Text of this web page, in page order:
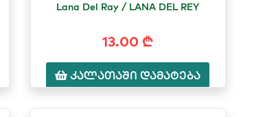
Lana Del Ray / LANA DEL REY
13.00 ₾
კალათაში დამატება